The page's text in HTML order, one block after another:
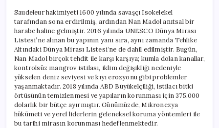
Saudeleur hakimiyeti 1600 yılında savaşçı Isokelekel
tarafından sona erdirilmiş, ardından Nan Madol anıtsal bir
harabe haline gelmiştir. 2016 yılında UNESCO Dünya Mirası
Listesi’ne alınan bu yapının yanı sıra, aynı zamanda Tehlike
Altındaki Dünya Mirası Listesi’ne de dahil edilmiştir. Bugün,
Nan Madol birçok tehdit ile karşı karşıya; kumla dolan kanallar,
kontrolsüz mangrov istilası, iklim değişikliği nedeniyle
yükselen deniz seviyesi ve kıyı erozyonu gibi problemler
yaşanmaktadır. 2018 yılında ABD Büyükelçiliği, istilacı bitki
örtüsünün temizlenmesi ve yapıların korunması için 375.000
dolarlık bir bütçe ayırmıştır. Günümüzde, Mikronezya
hükümeti ve yerel liderlerin geleneksel koruma yöntemleri ile
bu tarihi mirasın korunması hedeflenmektedir.